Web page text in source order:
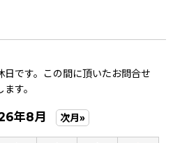
です。この間に頂いたお問合せ
す。
年8月 次月»